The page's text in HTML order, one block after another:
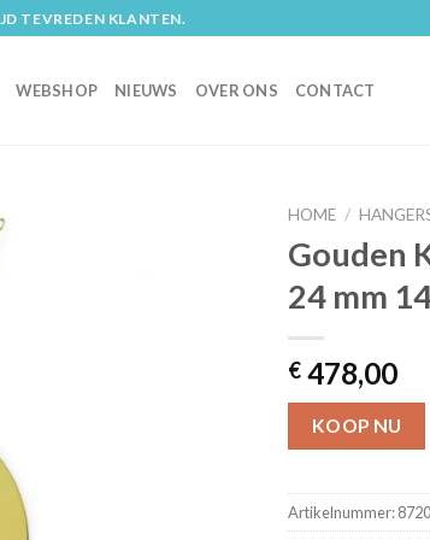
TEVREDEN KLANTEN.
WEBSHOP NIEUWS OVER ONS CONTACT
HOME /
Gouden
24 mm
€ 478,00
KOOP NU
Artikelnummer: